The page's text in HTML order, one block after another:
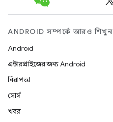
ANDROID সম্পর্কে আরও শিখুন
Android
এন্টারপ্রাইজের জন্য Android
নিরাপত্তা
সোর্স
খবর